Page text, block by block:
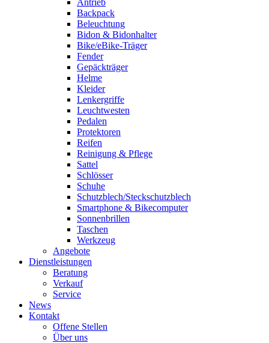
Antrieb
Backpack
Beleuchtung
Bidon & Bidonhalter
Bike/eBike-Träger
Fender
Gepäckträger
Helme
Kleider
Lenkergriffe
Leuchtwesten
Pedalen
Protektoren
Reifen
Reinigung & Pflege
Sattel
Schlösser
Schuhe
Schutzblech/Steckschutzblech
Smartphone & Bikecomputer
Sonnenbrillen
Taschen
Werkzeug
Angebote
Dienstleistungen
Beratung
Verkauf
Service
News
Kontakt
Offene Stellen
Über uns